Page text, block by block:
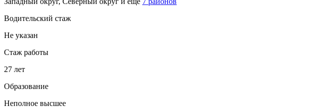
Водительский стаж
Не указан
Стаж работы
27 лет
Образование
Неполное высшее